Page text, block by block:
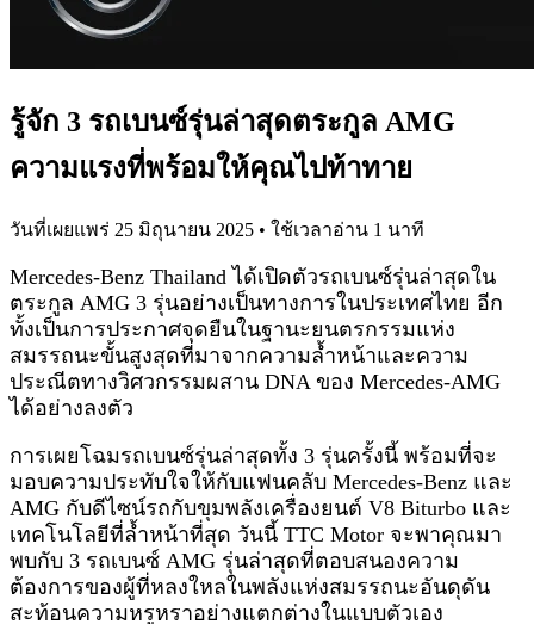
รู้จัก 3 รถเบนซ์รุ่นล่าสุดตระกูล AMG
ความแรงที่พร้อมให้คุณไปท้าทาย
วันที่เผยแพร่ 25 มิถุนายน 2025 • ใช้เวลาอ่าน 1 นาที
Mercedes-Benz Thailand ได้เปิดตัวรถเบนซ์รุ่นล่าสุดใน
ตระกูล AMG 3 รุ่นอย่างเป็นทางการในประเทศไทย อีก
ทั้งเป็นการประกาศจุดยืนในฐานะยนตรกรรมแห่ง
สมรรถนะขั้นสูงสุดที่มาจากความล้ำหน้าและความ
ประณีตทางวิศวกรรมผสาน DNA ของ Mercedes-AMG
ได้อย่างลงตัว
การเผยโฉมรถเบนซ์รุ่นล่าสุดทั้ง 3 รุ่นครั้งนี้ พร้อมที่จะ
มอบความประทับใจให้กับแฟนคลับ Mercedes-Benz และ
AMG กับดีไซน์รถกับขุมพลังเครื่องยนต์ V8 Biturbo และ
เทคโนโลยีที่ล้ำหน้าที่สุด วันนี้ TTC Motor จะพาคุณมา
พบกับ 3 รถเบนซ์ AMG รุ่นล่าสุดที่ตอบสนองความ
ต้องการของผู้ที่หลงใหลในพลังแห่งสมรรถนะอันดุดัน
สะท้อนความหรูหราอย่างแตกต่างในแบบตัวเอง